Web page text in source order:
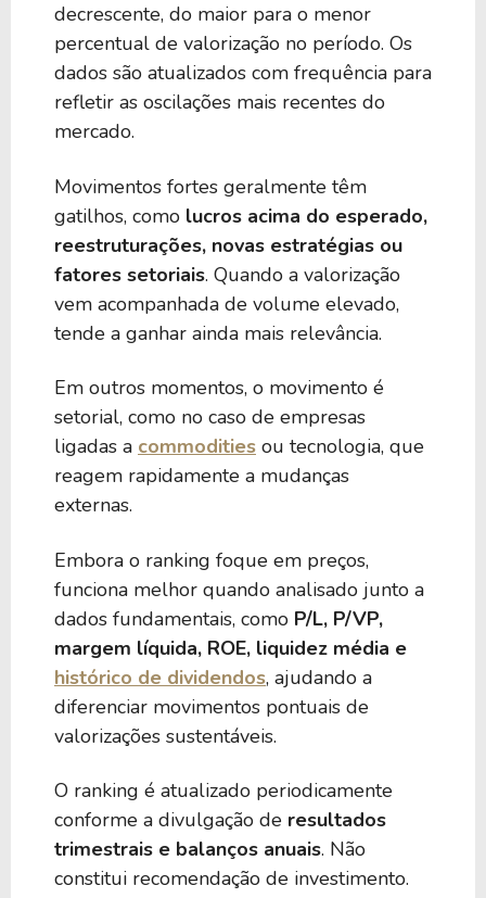
decrescente, do maior para o menor
percentual de valorização no período. Os
dados são atualizados com frequência para
refletir as oscilações mais recentes do
mercado.
Movimentos fortes geralmente têm
gatilhos, como lucros acima do esperado,
reestruturações, novas estratégias ou
fatores setoriais. Quando a valorização
vem acompanhada de volume elevado,
tende a ganhar ainda mais relevância.
Em outros momentos, o movimento é
setorial, como no caso de empresas
ligadas a commodities ou tecnologia, que
reagem rapidamente a mudanças
externas.
Embora o ranking foque em preços,
funciona melhor quando analisado junto a
dados fundamentais, como P/L, P/VP,
margem líquida, ROE, liquidez média e
histórico de dividendos, ajudando a
diferenciar movimentos pontuais de
valorizações sustentáveis.
O ranking é atualizado periodicamente
conforme a divulgação de resultados
trimestrais e balanços anuais. Não
constitui recomendação de investimento.